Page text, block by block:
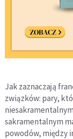
Jak zaznaczają
związków: pary,
sakramentalnym
powodów, między